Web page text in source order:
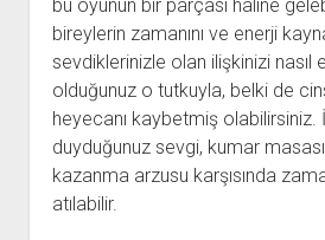
bu oyunun bir parçası haline
bireylerin zamanını ve enerji
sevdiklerinizle olan ilişkinizi nasıl
olduğunuz o tutkuyla, belki de
heyecanı kaybetmiş olabilirsiniz.
duyduğunuz sevgi, kumar
kazanma arzusu karşısında
atılabilir.